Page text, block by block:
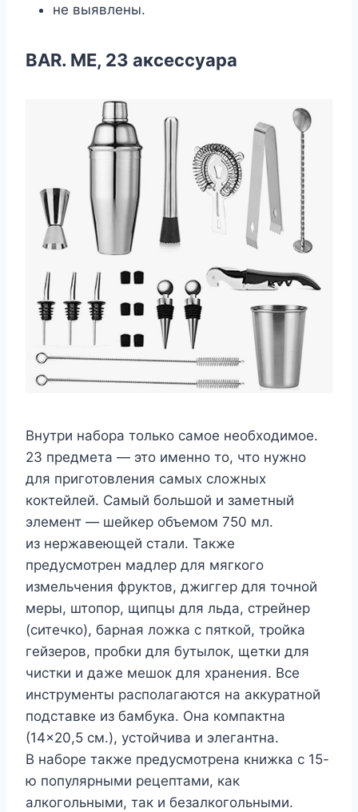
не выявлены.
BAR. ME, 23 аксессуара
Внутри набора только самое необходимое.
23 предмета — это именно то, что нужно
для приготовления самых сложных
коктейлей. Самый большой и заметный
элемент — шейкер объемом 750 мл.
из нержавеющей стали. Также
предусмотрен мадлер для мягкого
измельчения фруктов, джиггер для точной
меры, штопор, щипцы для льда, стрейнер
(ситечко), барная ложка с пяткой, тройка
гейзеров, пробки для бутылок, щетки для
чистки и даже мешок для хранения. Все
инструменты располагаются на аккуратной
подставке из бамбука. Она компактна
(14×20,5 см.), устойчива и элегантна.
В наборе также предусмотрена книжка с 15-
ю популярными рецептами, как
алкогольными, так и безалкогольными.